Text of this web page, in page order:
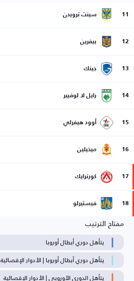
11 سينت ترويدن
12 بيفرين
13 جينك
14 رايل لا لوفيير
15 أوود هيفرلي
16 ميخيلين
17 كورترايك
18 فيستيرلو
مفتاح الترتيب
يتأهل دوري أبطال أوروبا
يتأهل دوري أبطال أوروبا | الأدوار الإقصائية
يتأهل الدوري الأوروبي | الأدوار الإقصائية